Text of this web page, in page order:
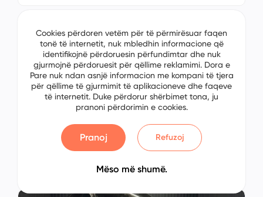
Audi Q8 2018
No: 6543553673
Prishtinë, Kosovo
Cookies përdoren vetëm për të përmirësuar faqen
tonë të internetit, nuk mbledhin informacione që
identifikojnë përdoruesin përfundimtar dhe nuk
gjurmojnë përdoruesit për qëllime reklamimi. Dora e
Pare nuk ndan asnjë informacion me kompani të tjera
për qëllime të gjurmimit të aplikacioneve dhe faqeve
të internetit. Duke përdorur shërbimet tona, ju
pranoni përdorimin e cookies.
Pranoj Refuzoj
Mëso më shumë.